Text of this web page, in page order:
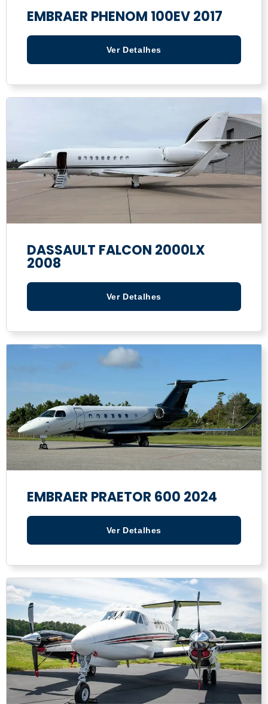
EMBRAER PHENOM 100EV 2017
Ver Detalhes
DASSAULT FALCON 2000LX
2008
Ver Detalhes
EMBRAER PRAETOR 600 2024
Ver Detalhes